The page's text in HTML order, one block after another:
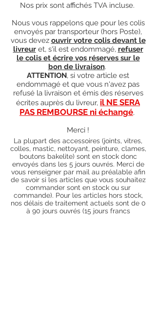
Nos prix sont affichés TVA incluse.
Nous vous rappelons que pour les colis
envoyés par transporteur (hors Poste),
vous devez ouvrir votre colis devant le
livreuret, s'il est endommagé, refuser
le colis et écrire vos réserves sur le
bon de livraison.
ATTENTION, si votre article est
endommagé et que vous n'avez pas
refusé la livraison et émis des réserves
écrites auprès du livreur, il NE SERA
PAS REMBOURSE ni échangé.
Merci !
La plupart des accessoires (joints, vitres,
colles, mastic, nettoyant, peinture, clames,
boutons bakelite) sont en stock donc
envoyés dans les 5 jours ouvrés. Merci de
vous renseigner par mail au préalable afin
de savoir si les articles que vous souhaitez
commander sont en stock ou sur
commande). Pour les articles hors stock,
nos délais de traitement actuels sont de 0
à 90 jours ouvrés (15 jours francs